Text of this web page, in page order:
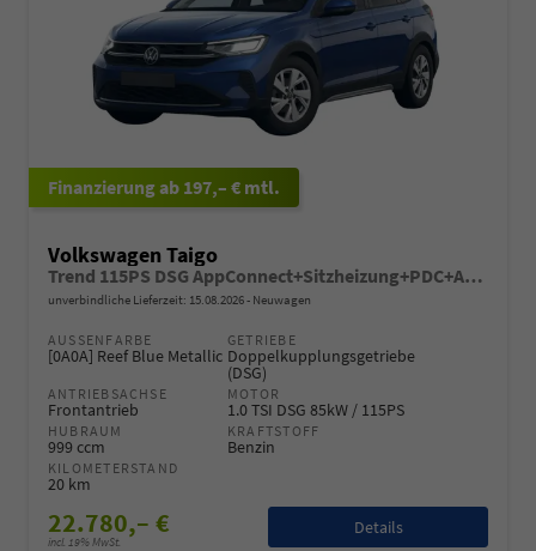
ab 197,– € mtl.
Volkswagen Taigo
Trend 115PS DSG AppConnect+Sitzheizung+PDC+Alu16+LED+DAB+FrontAssist
unverbindliche Lieferzeit: 15.08.2026 Neuwagen
AUSSENFARBE
[0A0A] Reef Blue Metallic
GETRIEBE
Doppelkupplungsgetriebe
(DSG)
ANTRIEBSACHSE
Frontantrieb
MOTOR
1.0 TSI DSG 85kW / 115PS
HUBRAUM
999 ccm
KRAFTSTOFF
Benzin
KILOMETERSTAND
20 km
22.780,– €
incl. 19% MwSt.
Details